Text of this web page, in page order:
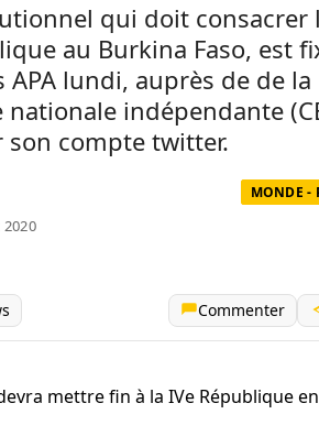
qui doit consacrer
au Burkina Faso, est
lundi, auprès de de la
indépendante
son compte twitter.
MONDE -
2020
Commenter
mettre fin à la IVe République en